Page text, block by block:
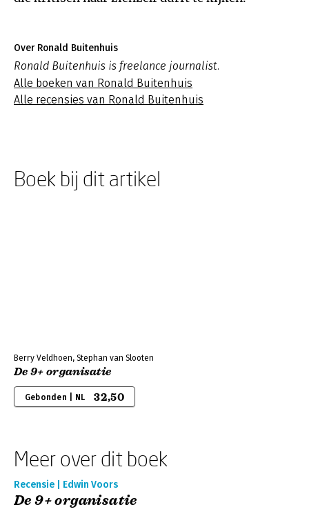
Over Ronald Buitenhuis
Ronald Buitenhuis is freelance journalist.
Alle boeken van Ronald Buitenhuis
Alle recensies van Ronald Buitenhuis
Boek bij dit artikel
Berry Veldhoen, Stephan van Slooten
De 9+ organisatie
Gebonden | NL 32,50
Meer over dit boek
Recensie | Edwin Voors
De 9+ organisatie